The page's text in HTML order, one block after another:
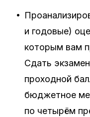
•
и годовые)
которым вам
Сдать
проходной
бюджетное
по четырём